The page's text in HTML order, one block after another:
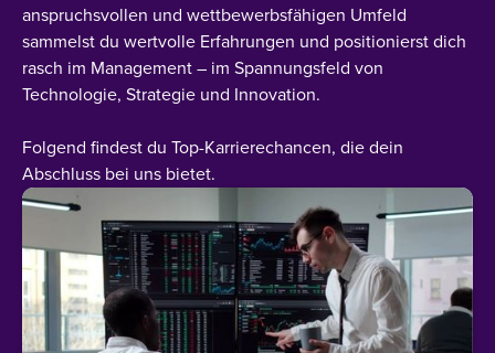
anspruchsvollen und wettbewerbsfähigen Umfeld
sammelst du wertvolle Erfahrungen und positionierst dich
rasch im Management – im Spannungsfeld von
Technologie, Strategie und Innovation.
Folgend findest du Top-Karrierechancen, die dein
Abschluss bei uns bietet.